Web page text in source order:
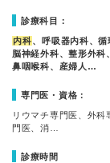
診療科目：
内科、呼吸器内科、循
脳神経外科、整形外
鼻咽喉科、産婦人…
専門医・資格：
リウマチ専門医、外
門医、消…
診療時間